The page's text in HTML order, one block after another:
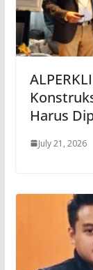
Harus
July 21, 2026